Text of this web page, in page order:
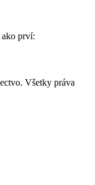
prví:
Všetky práva